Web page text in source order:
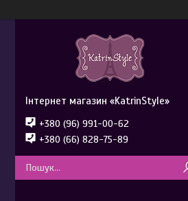
Інтернет магазин «KatrinStyle»
+380 (96) 991-00-62
+380 (66) 828-75-89